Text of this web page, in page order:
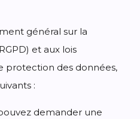
général sur la
et aux lois
protection des données,
:
demander une